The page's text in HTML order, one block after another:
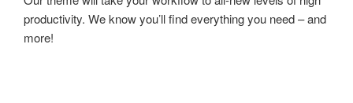
productivity. We know you’ll find everything you need – and
more!